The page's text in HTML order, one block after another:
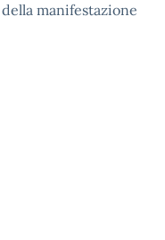
manifestazione